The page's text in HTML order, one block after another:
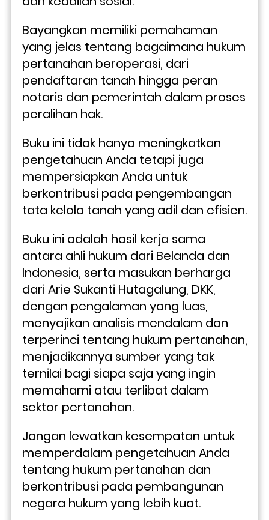
Bayangkan memiliki pemahaman
yang jelas tentang bagaimana hukum
pertanahan beroperasi, dari
pendaftaran tanah hingga peran
notaris dan pemerintah dalam proses
peralihan hak.
Buku ini tidak hanya meningkatkan
pengetahuan Anda tetapi juga
mempersiapkan Anda untuk
berkontribusi pada pengembangan
tata kelola tanah yang adil dan efisien.
Buku ini adalah hasil kerja sama
antara ahli hukum dari Belanda dan
Indonesia, serta masukan berharga
dari Arie Sukanti Hutagalung, DKK,
dengan pengalaman yang luas,
menyajikan analisis mendalam dan
terperinci tentang hukum pertanahan,
menjadikannya sumber yang tak
ternilai bagi siapa saja yang ingin
memahami atau terlibat dalam
sektor pertanahan.
Jangan lewatkan kesempatan untuk
memperdalam pengetahuan Anda
tentang hukum pertanahan dan
berkontribusi pada pembangunan
negara hukum yang lebih kuat.